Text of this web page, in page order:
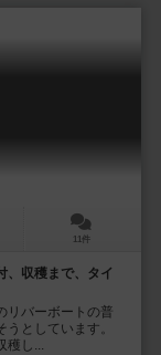
11件
、収穫まで、タイ
リバーボートの普
としています。
穫し...